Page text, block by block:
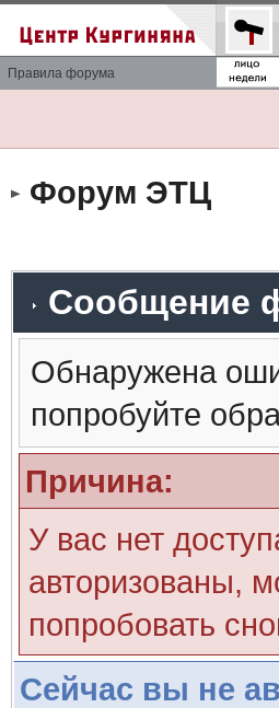
Правила форума
Форум ЭТЦ
Сообщение
Обнаружена
попробуйте
Причина:
У вас нет
авторизованы,
попробовать
Сейчас вы не